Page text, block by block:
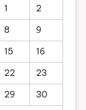
1
2
8
9
15
16
22
23
29
30